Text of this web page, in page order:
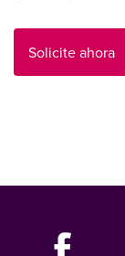
Solicite ahora